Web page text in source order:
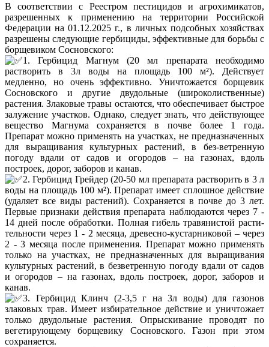
В соответствии с Реестром пестицидов и агрохимикатов,
разрешенных к применению на территории Российской
Федерации на 01.12.2025 г., в личных подсобных хозяйствах
разрешены следующие гербициды, эффективные для борьбы с
борщевиком Сосновского:
1. Гербицид Магнум (20 мл препарата необходимо
растворить в 3л воды на площадь 100 м²). Действует
медленно, но очень эффективно. Уничтожается борщевик
Сосновского и другие двудольные (широколиственные)
растения. Злаковые травы остаются, что обеспечивает быстрое
залужение участков. Однако, следует знать, что действующее
вещество Магнума сохраняется в почве более 1 года.
Препарат можно применять на участках, не предназначенных
для выращивания культурных растений, в без-ветренную
погоду вдали от садов и огородов – на газонах, вдоль
построек, дорог, заборов и канав.
2. Гербицид Грейдер (20-50 мл препарата растворить в 3 л
воды на площадь 100 м²). Препарат имеет сплошное действие
(удаляет все виды растений). Сохраняется в почве до 3 лет.
Первые признаки действия препарата наблюдаются через 7 -
14 дней после обработки. Полная гибель травянистой расти-
тельности через 1 - 2 месяца, древесно-кустарниковой – через
2 - 3 месяца после применения. Препарат можно применять
только на участках, не предназначенных для выращивания
культурных растений, в безветренную погоду вдали от садов
и огородов – на газонах, вдоль построек, дорог, заборов и
канав.
3. Гербицид Клинч (2-3,5 г на 3л воды) для газонов
злаковых трав. Имеет избирательное действие и уничтожает
только двудольные растения. Опрыскивание проводят по
вегетирующему борщевику Сосновского. Газон при этом
сохраняется.